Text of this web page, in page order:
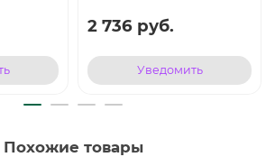
2 736 руб.
Уведомить
Похожие товары